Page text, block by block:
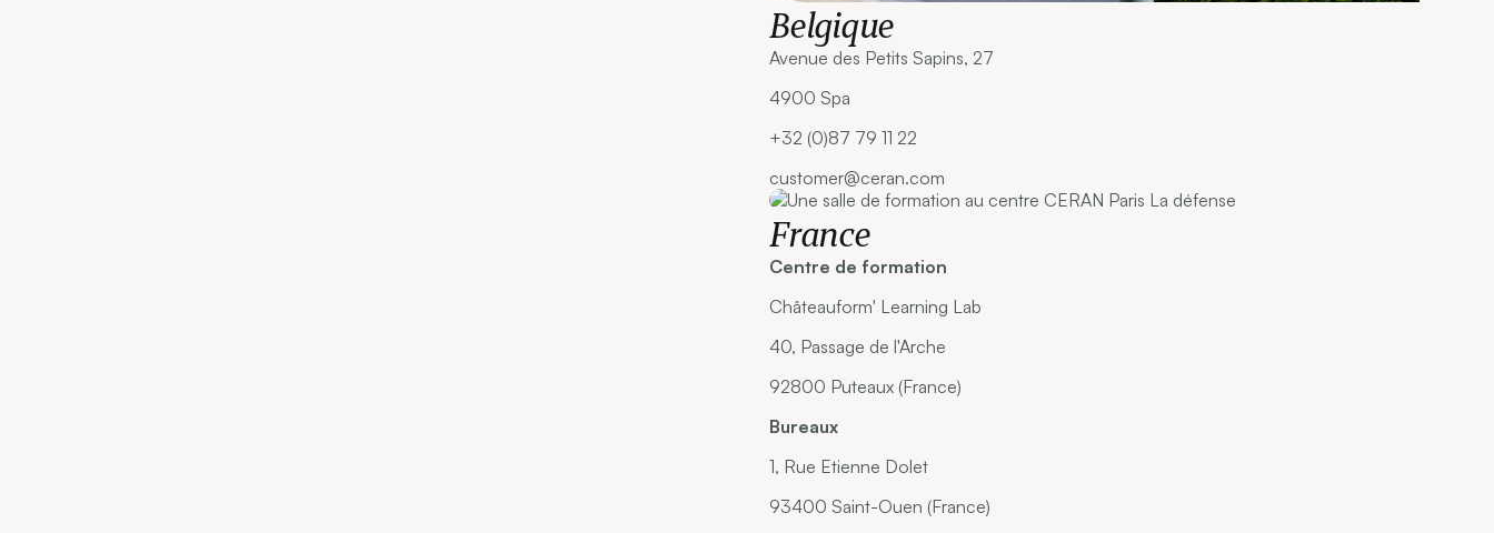
Belgique
Avenue des Petits Sapins, 27
4900 Spa
+32 (0)87 79 11 22
customer@ceran.com
France
Centre de formation
Châteauform' Learning Lab
40, Passage de l'Arche
92800 Puteaux (France)
Bureaux
1, Rue Etienne Dolet
93400 Saint-Ouen (France)